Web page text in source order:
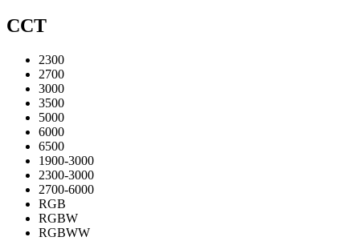
CCT
2300
2700
3000
3500
5000
6000
6500
1900-3000
2300-3000
2700-6000
RGB
RGBW
RGBWW